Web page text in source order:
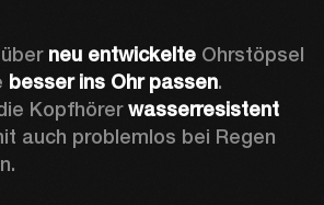
neu entwickelte Ohrstöpsel
besser ins Ohr passen.
Kopfhörer wasserresistent
auch problemlos bei Regen